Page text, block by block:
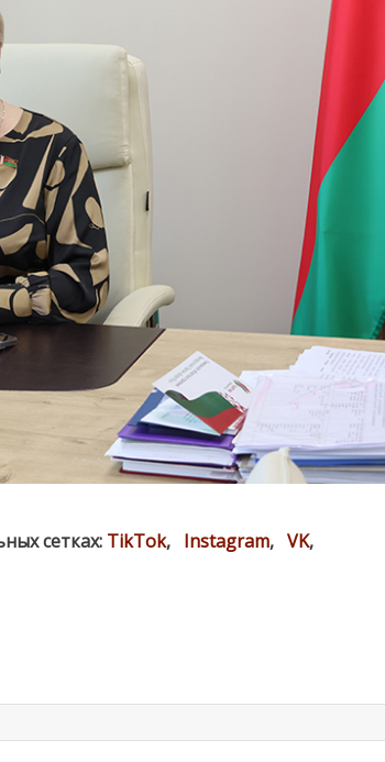
сетках: TikTok, Instagram, VK,